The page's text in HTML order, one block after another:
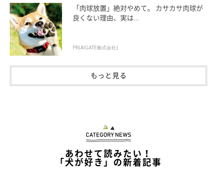
「肉球放置」絶対やめて。 カサカサ肉球が
良くない理由、実は...
PR(AIGATE株式会社)
もっと見る
あわせて読みたい！
「犬が好き」の新着記事